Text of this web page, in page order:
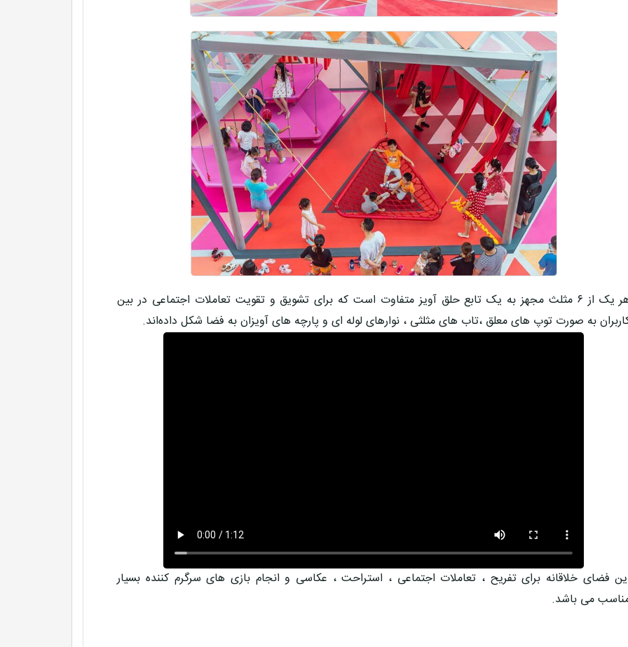
هر یک از ۶ مثلث مجهز به یک تابع حلق آویز متفاوت است که برای تشویق و تقویت تعاملات اجتماعی در بین
به صورت توپ های معلق ،تاب های مثلثی ، نوارهای لوله ای و پارچه های آویزان به فضا شکل داده‌اند.
فضای خلاقانه برای تفریح ، تعاملات اجتماعی ، استراحت ، عکاسی و انجام بازی های سرگرم کننده بسیار
می باشد.